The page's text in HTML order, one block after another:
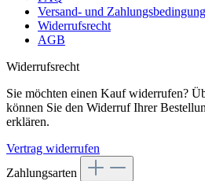
Versand- und
Widerrufsrecht
AGB
Widerrufsrecht
Sie möchten einen Kauf widerrufen?
können Sie den Widerruf Ihrer
erklären.
Vertrag widerrufen
Zahlungsarten